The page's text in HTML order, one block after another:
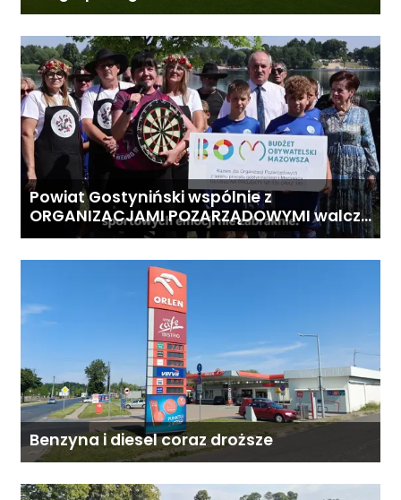
Powiat Gostyniński wspólnie z
ORGANIZACJAMI POZARZĄDOWYMI walczą
o środki z Budżetu Obywatelskiego
Benzyna i diesel coraz droższe